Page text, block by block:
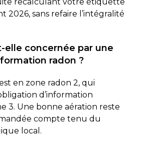
2026, sans refaire l’intégralité
elle concernée par une
radon ?
en zone radon 2, qui
d’information
3. Une bonne aération reste
compte tenu du
local.